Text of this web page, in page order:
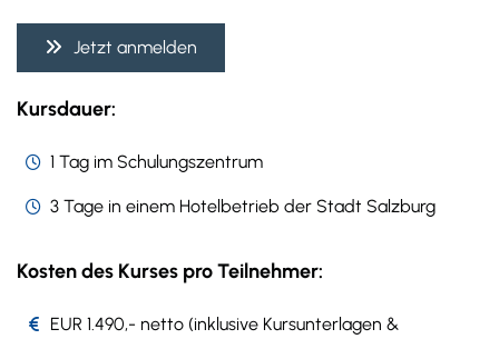
Jetzt anmelden
Kursdauer:
1 Tag im Schulungszentrum
3 Tage in einem Hotelbetrieb der Stadt Salzburg
Kosten des Kurses pro Teilnehmer:
EUR 1.490,- netto (inklusive Kursunterlagen &